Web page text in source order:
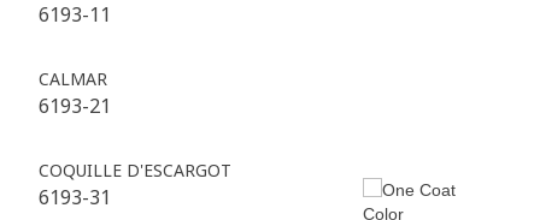
6193-11
CALMAR
6193-21
COQUILLE D'ESCARGOT
6193-31